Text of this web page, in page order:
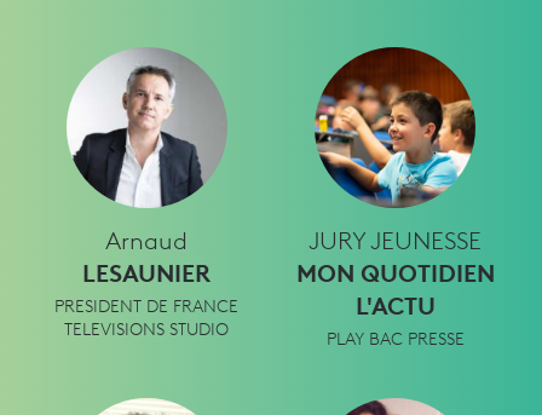
Arnaud
LESAUNIER
PRESIDENT DE FRANCE
TELEVISIONS STUDIO
JURY JEUNESSE
MON QUOTIDIEN
L'ACTU
PLAY BAC PRESSE